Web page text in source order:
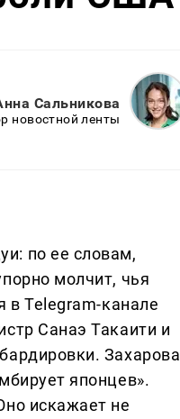
Сальникова
новостной ленты
по ее словам,
молчит, чья
в Telegram-канале
Санаэ Такаити и
Захарова
японцев».
искажает не